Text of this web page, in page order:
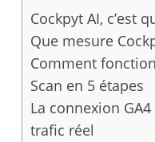
Cockpyt AI, c’est
Que mesure
Comment
Scan en 5 étapes
La connexion
trafic réel